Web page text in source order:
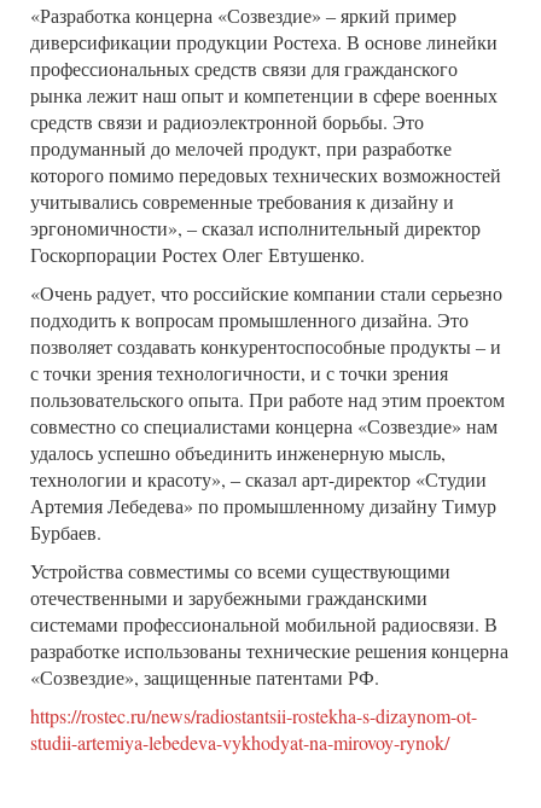
«Разработка концерна «Созвездие» ‒ яркий пример
диверсификации продукции Ростеха. В основе линейки
профессиональных средств связи для гражданского
рынка лежит наш опыт и компетенции в сфере военных
средств связи и радиоэлектронной борьбы. Это
продуманный до мелочей продукт, при разработке
которого помимо передовых технических возможностей
учитывались современные требования к дизайну и
эргономичности», ‒ сказал исполнительный директор
Госкорпорации Ростех Олег Евтушенко.
«Очень радует, что российские компании стали серьезно
подходить к вопросам промышленного дизайна. Это
позволяет создавать конкурентоспособные продукты ‒ и
с точки зрения технологичности, и с точки зрения
пользовательского опыта. При работе над этим проектом
совместно со специалистами концерна «Созвездие» нам
удалось успешно объединить инженерную мысль,
технологии и красоту», ‒ сказал арт-директор «Студии
Артемия Лебедева» по промышленному дизайну Тимур
Бурбаев.
Устройства совместимы со всеми существующими
отечественными и зарубежными гражданскими
системами профессиональной мобильной радиосвязи. В
разработке использованы технические решения концерна
«Созвездие», защищенные патентами РФ.
https://rostec.ru/news/radiostantsii-rostekha-s-dizaynom-ot-
studii-artemiya-lebedeva-vykhodyat-na-mirovoy-rynok/